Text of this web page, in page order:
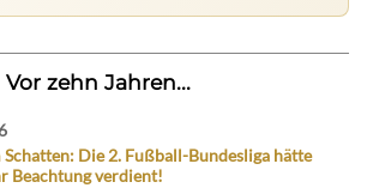
Vor zehn Jahren...
Die 2. Fußball-Bundesliga hätte
Beachtung verdient!